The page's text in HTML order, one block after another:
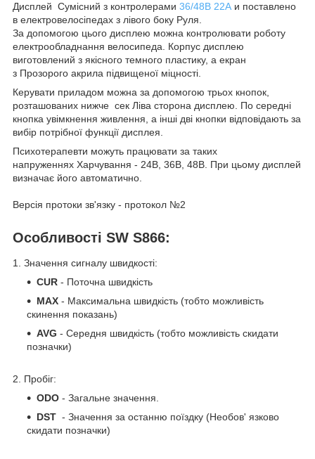
Дисплей Сумісний з контролерами 36/48В 22А и поставлено
в електровелосіпедах з лівого боку Руля.
За допомогою цього дисплею можна контролювати роботу
електрообладнання велосипеда. Корпус дисплею
виготовлений з якісного темного пластику, а екран
з Прозорого акрила підвищеної міцності.
Керувати приладом можна за допомогою трьох кнопок,
розташованих нижче сек Ліва сторона дисплею. По середні
кнопка увімкнення живлення, а інші дві кнопки відповідають за
вибір потрібної функції дисплея.
Психотерапевти можуть працювати за таких
напруженнях Харчування - 24В, 36В, 48В. При цьому дисплей
визначає його автоматично.
Версія протоки зв'язку - протокол №2
Особливості SW S866:
1. Значення сигналу швидкості:
CUR - Поточна швидкість
MAX - Максимальна швидкість (тобто можливість
скинення показань)
AVG - Середня швидкість (тобто можливість скидати
позначки)
2. Пробіг:
ODO - Загальне значення.
DST - Значення за останню поїздку (Необов' язково
скидати позначки)